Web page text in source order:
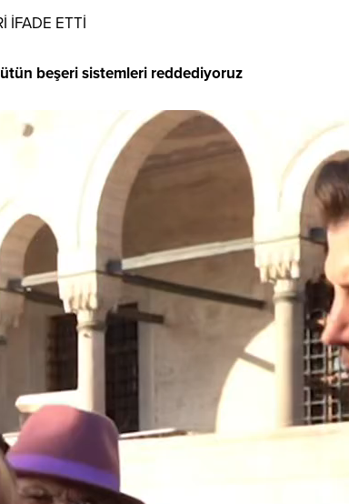
İFADE ETTİ
beşeri sistemleri reddediyoruz
Video